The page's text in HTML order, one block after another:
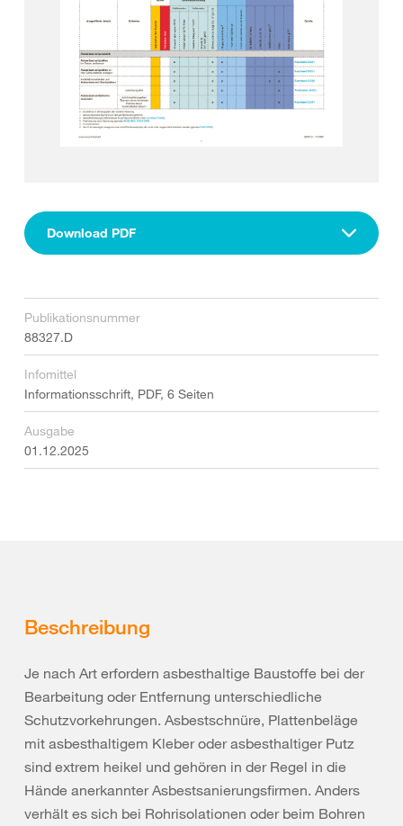
Download PDF
Publikationsnummer
88327.D
Infomittel
Informationsschrift, PDF, 6 Seiten
Ausgabe
01.12.2025
Beschreibung
Je nach Art erfordern asbesthaltige Baustoffe bei der
Bearbeitung oder Entfernung unterschiedliche
Schutzvorkehrungen. Asbestschnüre, Plattenbeläge
mit asbesthaltigem Kleber oder asbesthaltiger Putz
sind extrem heikel und gehören in der Regel in die
Hände anerkannter Asbestsanierungsfirmen. Anders
verhält es sich bei Rohrisolationen oder beim Bohren